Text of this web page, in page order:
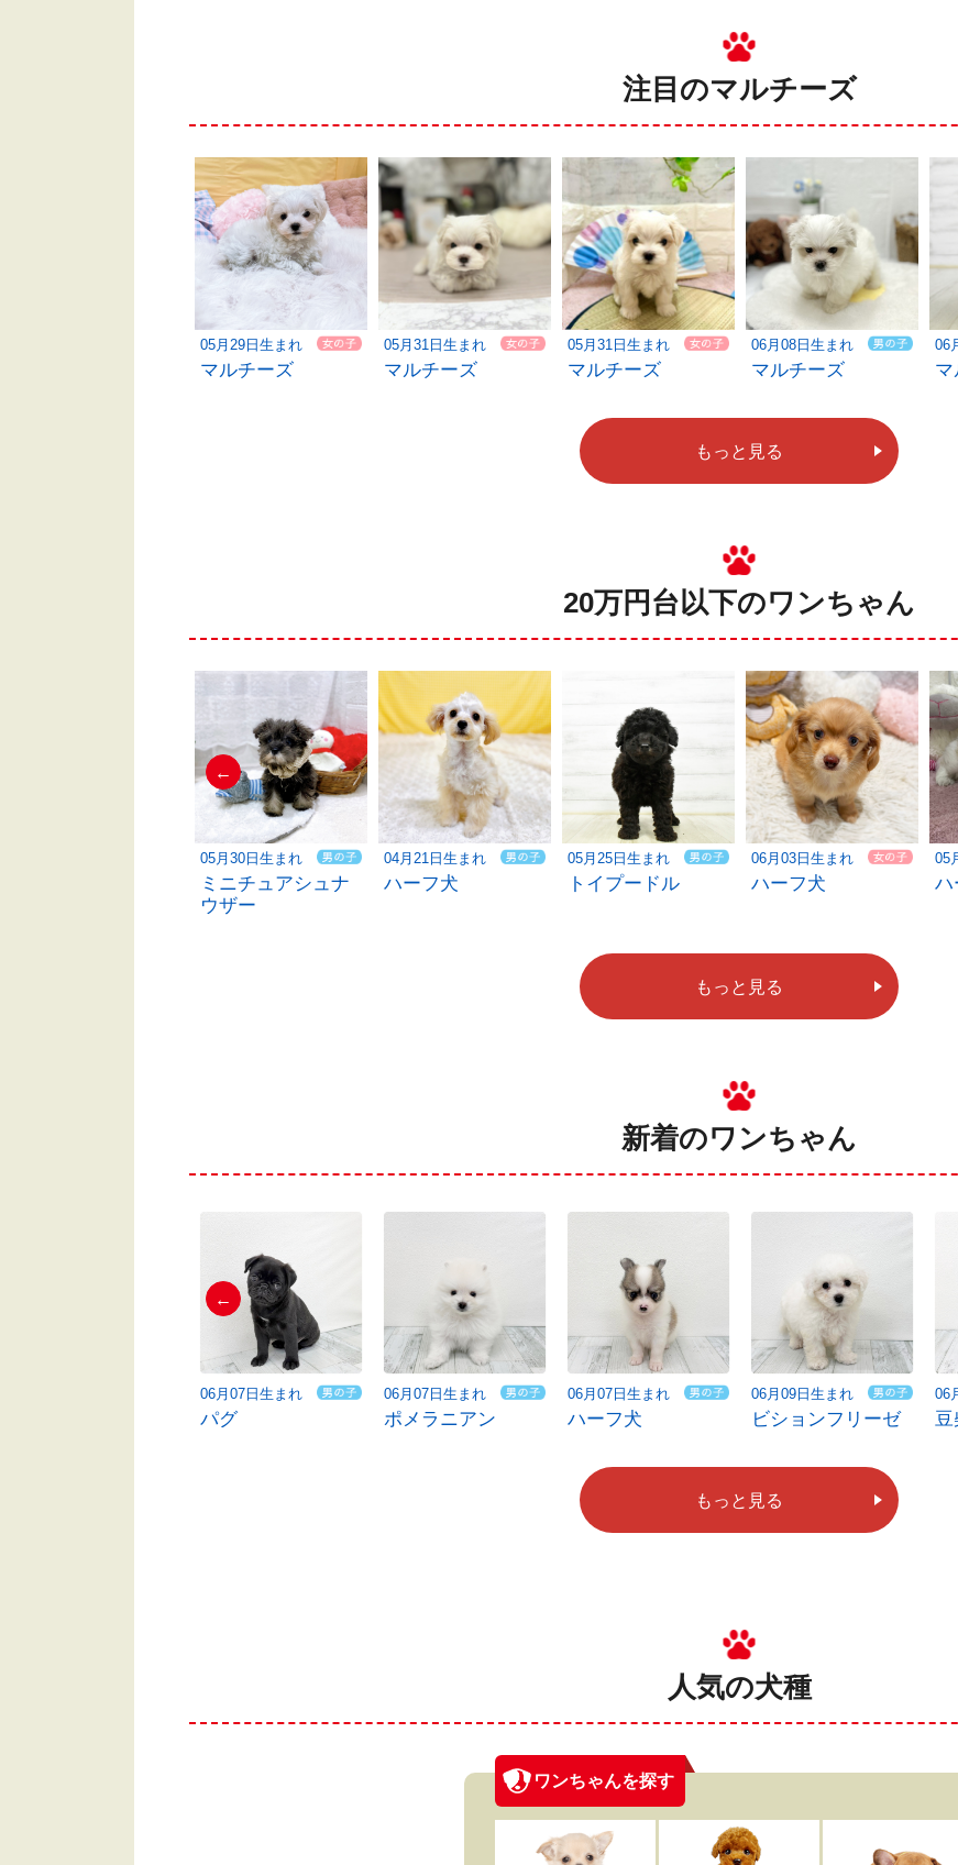
注目のマルチーズ
05月29日生まれ
マルチーズ
05月31日生まれ
マルチーズ
05月31日生まれ
マルチーズ
06月08日生まれ
マルチーズ
06
もっと見る
20万円台以下のワンちゃん
←
05月30日生まれ
ミニチュアシュナ
ウザー
04月21日生まれ
ハーフ犬
05月25日生まれ
トイプードル
06月03日生まれ
ハーフ犬
05
ハ
もっと見る
新着のワンちゃん
←
06月07日生まれ
パグ
06月07日生まれ
ポメラニアン
06月07日生まれ
ハーフ犬
06月09日生まれ
ビションフリーゼ
06
豆
もっと見る
人気の犬種
ワンちゃんを探す